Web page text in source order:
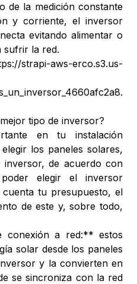
de la medición constante
y corriente, el inversor
evitando alimentar o
sufrir la red.
strapi-aws-erco.s3.us-
tipo de inversor?
en tu instalación
los paneles solares,
de acuerdo con
elegir el inversor
tu presupuesto, el
de este y, sobre todo,
conexión a red:** estos
solar desde los paneles
y la convierten en
se sincroniza con la red